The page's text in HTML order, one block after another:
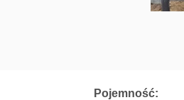
Pojemność: